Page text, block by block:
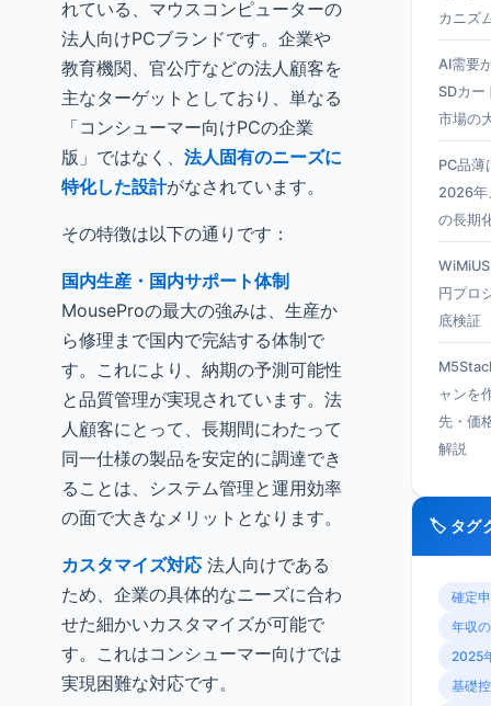
れている、マウスコンピューターの
法人向けPCブランドです。企業や
教育機関、官公庁などの法人顧客を
主なターゲットとしており、単なる
「コンシューマー向けPCの企業
版」ではなく、 法人固有のニーズに
特化した設計がなされています。
その特徴は以下の通りです：
国内生産・国内サポート体制
MouseProの最大の強みは、生産か
ら修理まで国内で完結する体制で
す。これにより、納期の予測可能性
と品質管理が実現されています。法
人顧客にとって、長期間にわたって
同一仕様の製品を安定的に調達でき
ることは、システム管理と運用効率
の面で大きなメリットとなります。
カスタマイズ対応 法人向けである
ため、企業の具体的なニーズに合わ
せた細かいカスタマイズが可能で
す。これはコンシューマー向けでは
実現困難な対応です。
カニズ
AI需要
SDカー
市場の
PC品薄
2026年
の長期
円プロ
底検証
ャンを
先・価
解説
🏷️ タグ
確定
年収
2025
基礎